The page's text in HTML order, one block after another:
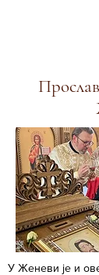
У Женеви је и